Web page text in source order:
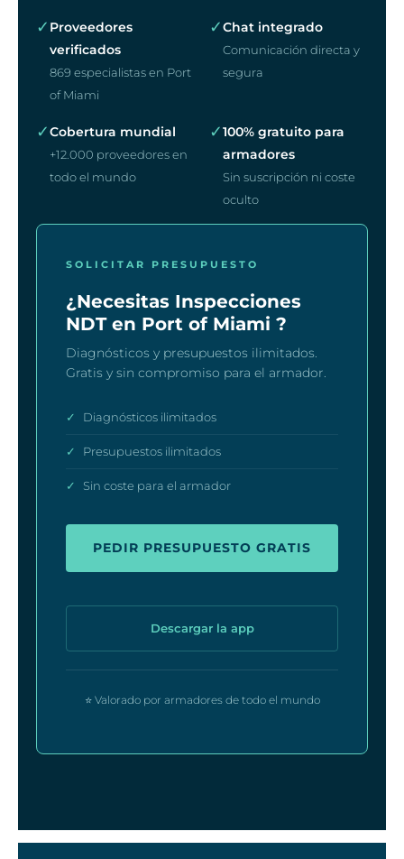
✓ Proveedores
verificados
869 especialistas en Port
of Miami
✓Chat integrado
Comunicación directa y
segura
✓Cobertura mundial
+12.000 proveedores en
todo el mundo
✓100% gratuito para
armadores
Sin suscripción ni coste
oculto
SOLICITAR PRESUPUESTO
¿Necesitas Inspecciones
NDT en Port of Miami ?
Diagnósticos y presupuestos ilimitados.
Gratis y sin compromiso para el armador.
✓ Diagnósticos ilimitados
✓ Presupuestos ilimitados
✓ Sin coste para el armador
PEDIR PRESUPUESTO GRATIS
Descargar la app
⭐ Valorado por armadores de todo el mundo